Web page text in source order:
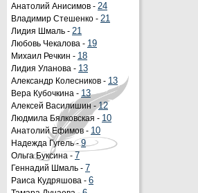
Анатолий Анисимов - 24
Владимир Стешенко - 21
Лидия Шмаль - 21
Любовь Чекалова - 19
Михаил Речкин - 18
Лидия Уланова - 13
Александр Колесников - 13
Вера Кубочкина - 13
Алексей Василишин -12
Людмила Бялковская - 10
Анатолий Ефимов - 10
Надежда Гугель -9
Ольга Буксина - 7
Геннадий Шмаль - 7
Раиса Кудряшова - 6